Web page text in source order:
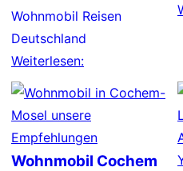
Wohnmobil Reisen
Deutschland
Weiterlesen:
Wohnmobil Cochem